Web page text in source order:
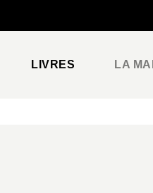
LIVRES LA